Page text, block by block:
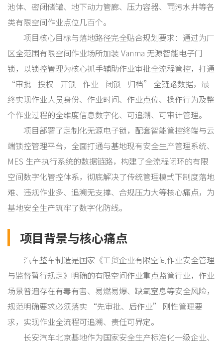
池体、密闭储罐、地下动力管廊、压力容器、雨污水井等各
类有限空间作业点位几百个。
项目核心目标与落地路径完全贴合规划要求：通过为厂
区全范围有限空间作业场所加装 Vanma 无源智能电子门
锁，以锁控管理为核心抓手辅助作业审批全流程管控，打通
“审批 - 授权 - 开锁 - 作业 - 闭锁 - 归档” 全链路数据，最
终实现作业人员身份、作业时间、作业点位、操作行为及整
个作业过程的全维度信息数字化、可追溯、可审计管理。
项目部署了定制化无源电子锁，配套智能管控终端与云
端锁控管理平台，全面打通与基地现有安全生产管理系统、
MES 生产执行系统的数据链路，构建了全流程闭环的有限
空间数字化管控体系，彻底解决了传统管理模式下制度落地
难、违规作业多、追溯无支撑、合规压力大等核心痛点，为
基地安全生产筑牢了数字化防线。
项目背景与核心痛点
汽车整车制造是国家《工贸企业有限空间作业安全管理
与监督暂行规定》明确的有限空间作业重点监管行业，作业
场景普遍存在有毒有害、易燃易爆、缺氧窒息等安全风险，
规范明确要求必须落实 “先审批、后作业” 刚性管理要
求，实现作业全流程可追溯、责任可界定。
长安汽车北京基地作为国家安全生产标准化一级企业、